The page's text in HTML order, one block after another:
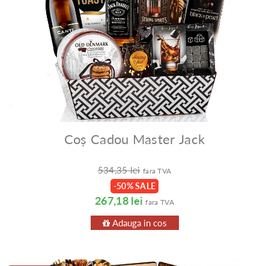
Coș Cadou Master Jack
534,35 lei fara TVA
-50% SALE
267,18 lei fara TVA
Adauga in cos